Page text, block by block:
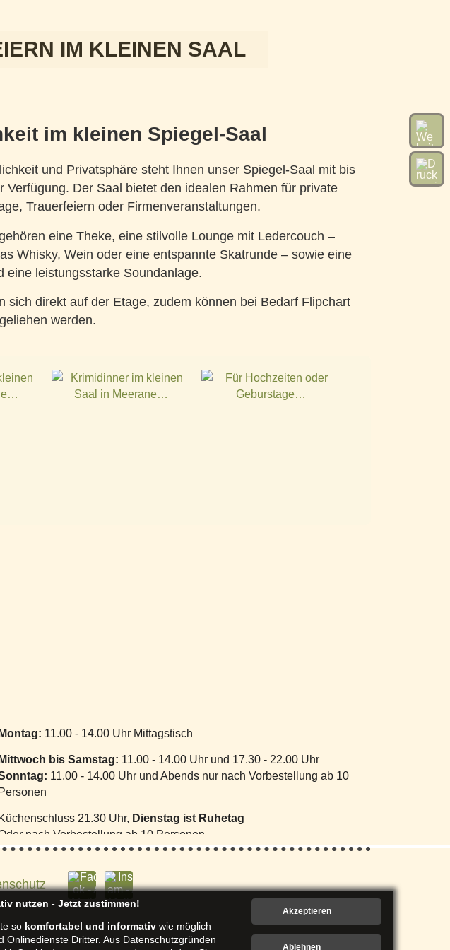
IM KLEINEN SAAL
im kleinen Spiegel-Saal
und Privatsphäre steht Ihnen unser Spiegel-Saal mit bis
Verfügung. Der Saal bietet den idealen Rahmen für private
Trauerfeiern oder Firmenveranstaltungen.
eine Theke, eine stilvolle Lounge mit Ledercouch –
Whisky, Wein oder eine entspannte Skatrunde – sowie eine
eine leistungsstarke Soundanlage.
sich direkt auf der Etage, zudem können bei Bedarf Flipchart
werden.
Montag: 11.00 - 14.00 Uhr Mittagstisch
Mittwoch bis Samstag: 11.00 - 14.00 Uhr und 17.30 - 22.00 Uhr
11.00 - 14.00 Uhr und Abends nur nach Vorbestellung ab 10
Personen
Küchenschluss 21.30 Uhr, Dienstag ist Ruhetag
nach Vorbestellung ab 10 Personen.
nutzen - Jetzt zustimmen!
so komfortabel und informativ wie möglich
Onlinedienste Dritter. Aus Datenschutzgründen